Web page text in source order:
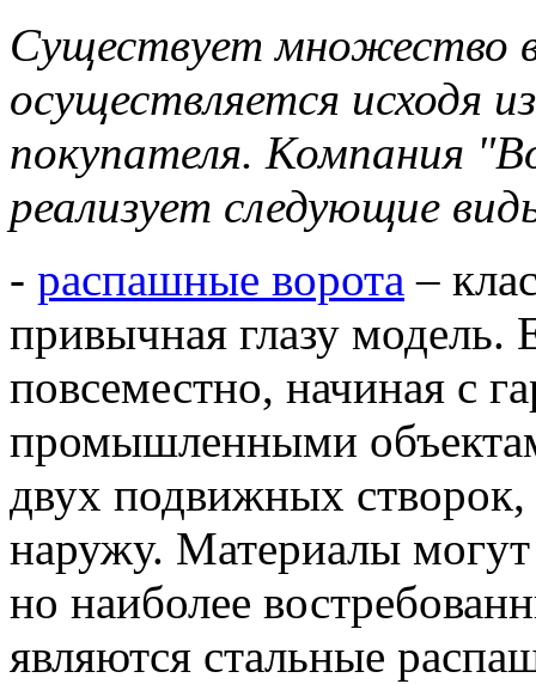
Существует множество
осуществляется исходя
покупателя. Компания
реализует следующие
- распашные ворота –
привычная глазу модель.
повсеместно, начиная с
промышленными
двух подвижных
наружу. Материалы могут
но наиболее
являются стальные